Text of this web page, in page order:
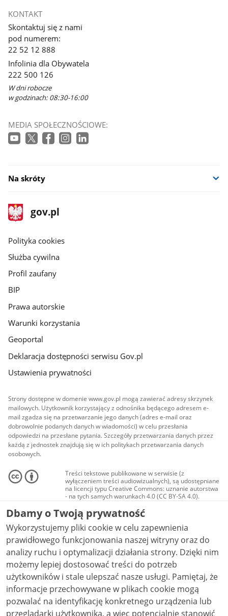
KONTAKT
Skontaktuj się z nami
pod numerem:
22 52 12 888
Infolinia dla Obywatela
222 500 126
W dni robocze
w godzinach: 08:30-16:00
MEDIA SPOŁECZNOŚCIOWE:
Na skróty
stopka
gov.pl
Strona
gov.pl
gov.pl
Polityka cookies
Służba cywilna
Profil zaufany
BIP
Prawa autorskie
Warunki korzystania
Geoportal
Deklaracja dostępności serwisu Gov.pl
Ustawienia prywatności
Strony dostępne w domenie www.gov.pl mogą zawierać adresy skrzynek
mailowych. Użytkownik korzystający z odnośnika będącego adresem e-
mail zgadza się na przetwarzanie jego danych (adres e-mail oraz
dobrowolnie podanych danych w wiadomości) w celu przesłania
odpowiedzi na przesłane pytania. Szczegóły przetwarzania danych przez
każdą z jednostek znajdują się w ich politykach przetwarzania danych
osobowych.
Treści tekstowe publikowane w serwisie (z
wyłączeniem treści audiowizualnych), są udostępniane
na licencji typu Creative Commons: uznanie autorstwa
- na tych samych warunkach 4.0 (CC BY-SA 4.0).
Materiały audiowizualne, w tym zdjęcia, materiały
audio i wideo, są udostępniane na licencji typu
Creative Commons: uznanie autorstwa użycie
niekomercyjne - bez utworów zależnych 4.0 (CC BY-
NC-ND 4.0), o ile nie jest to stwierdzone inaczej.
Dbamy o Twoją prywatność
Wykorzystujemy pliki cookie w celu zapewnienia
prawidłowego funkcjonowania naszej witryny oraz do
analizy ruchu i optymalizacji działania strony. Dzięki nim
możemy lepiej dostosować treści do potrzeb
użytkowników i stale ulepszać nasze usługi. Pamiętaj, że
informacje przechowywane w plikach cookie mogą
pozwalać na identyfikację konkretnego urządzenia lub
przeglądarki użytkownika, a więc potencjalnie stanowić